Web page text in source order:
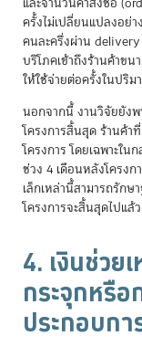
ครั้งไม่เปลี่ยนแปลงอย่
คนละครึ่งผ่าน
บริโภคเข้าถึงร้านค้าขน
ให้ใช้จ่ายต่อครั้งในปริ
นอกจากนี้ งานวิจัยยังพ
โครงการสิ้นสุด ร้านค้า
โครงการ โดยเฉพาะใน
ช่วง 4 เดือนหลังโครง
เล็กเหล่านี้สามารถรักษ
โครงการจะสิ้นสุดไปแล้ว
4. เงินช่วย
กระจุกหรื
ประกอบกา